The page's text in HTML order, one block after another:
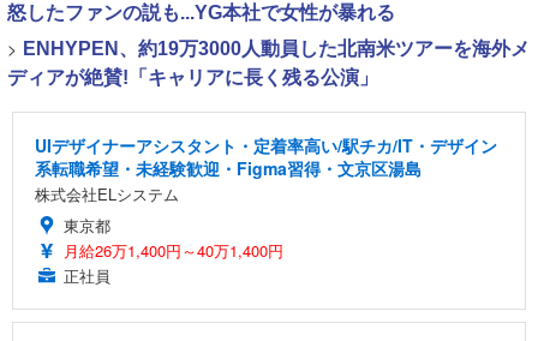
怒したファンの説も...YG本社で女性が暴れる
> ENHYPEN、約19万3000人動員した北南米ツアーを海外メ
ディアが絶賛!「キャリアに長く残る公演」
UIデザイナーアシスタント・定着率高い/駅チカ/IT・デザイン
系転職希望・未経験歓迎・Figma習得・文京区湯島
株式会社ELシステム
東京都
月給26万1,400円～40万1,400円
正社員